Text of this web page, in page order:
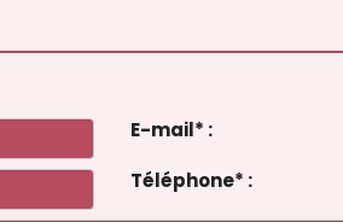
E-mail* :
Téléphone* :